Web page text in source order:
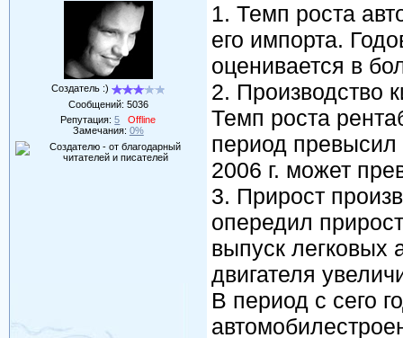
Создатель :)
Сообщений: 5036
Репутация:5
Offline
Замечания: 0%
1. Темп роста
его импорта.
оценивается в
2. Производство
Темп роста
период
2006 г. может
3. Прирост
опередил
выпуск
двигателя
В период с сего